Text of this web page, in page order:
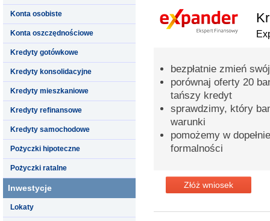
Konta osobiste
Konta oszczędnościowe
Kredyty gotówkowe
Kredyty konsolidacyjne
Kredyty mieszkaniowe
Kredyty refinansowe
Kredyty samochodowe
Pożyczki hipoteczne
Pożyczki ratalne
Inwestycje
Lokaty
bezpłatnie zmień
porównaj oferty 20
tańszy kredyt
sprawdzimy, który
warunki
pomożemy w
formalności
Złóż wniosek